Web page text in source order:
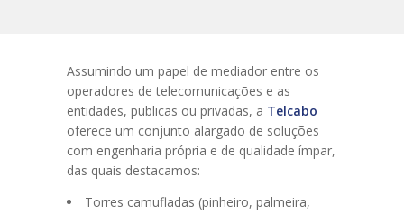
Assumindo um papel de mediador entre os
operadores de telecomunicações e as
entidades, publicas ou privadas, a Telcabo
oferece um conjunto alargado de soluções
com engenharia própria e de qualidade ímpar,
das quais destacamos:
Torres camufladas (pinheiro, palmeira,